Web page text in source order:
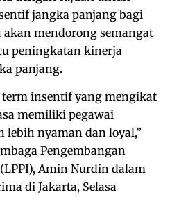
jangka panjang bagi
mendorong semangat
peningkatan kinerja
panjang.
term insentif yang mengikat
memiliki pegawai
lebih nyaman dan loyal,”
Pengembangan
Amin Nurdin dalam
di Jakarta, Selasa